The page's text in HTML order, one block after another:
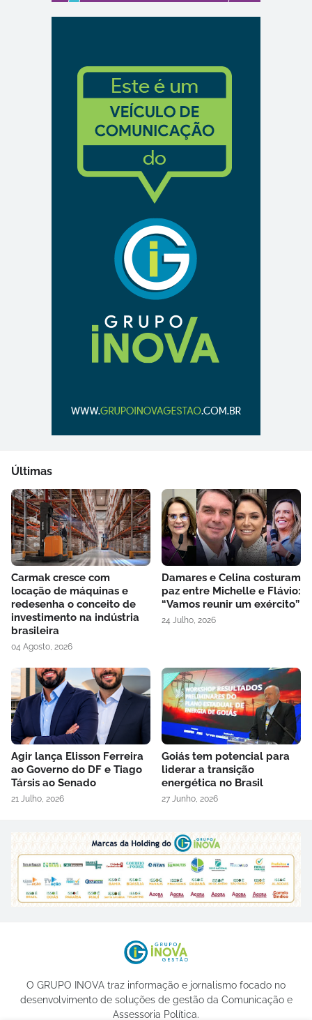
Últimas
Carmak cresce com
locação de máquinas e
redesenha o conceito de
investimento na indústria
brasileira
04 Agosto, 2026
Damares e Celina costuram
paz entre Michelle e Flávio:
“Vamos reunir um exército”
24 Julho, 2026
Agir lança Elisson Ferreira
ao Governo do DF e Tiago
Társis ao Senado
21 Julho, 2026
Goiás tem potencial para
liderar a transição
energética no Brasil
27 Junho, 2026
O GRUPO INOVA traz informação e jornalismo focado no
desenvolvimento de soluções de gestão da Comunicação e
Assessoria Política.